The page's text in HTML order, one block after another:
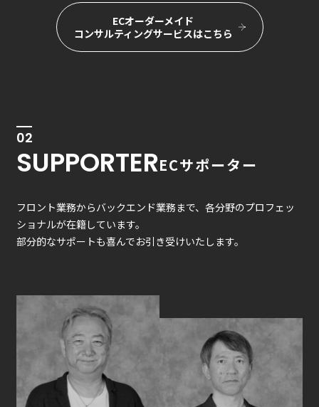
ECオーダーメイド
コンサルティングサービスはこちら
02
SUPPORTERECサポーター
フロント業務からバックエンド業務まで、各分野のプロフェッ
ショナルが在籍しています。
部分的なサポートも喜んでお引き受けいたします。